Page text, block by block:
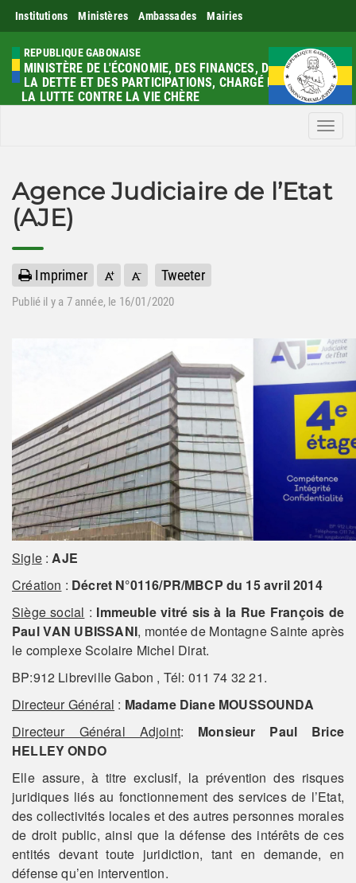
Institutions Ministères Ambassades Mairies
REPUBLIQUE GABONAISE
MINISTÈRE DE L'ÉCONOMIE, DES FINANCES, DE
LA DETTE ET DES PARTICIPATIONS, CHARGÉ DE
LA LUTTE CONTRE LA VIE CHÈRE
Menu
Agence Judiciaire de l’Etat
(AJE)
Imprimer Tweeter
Publié il y a 7 année, le 16/01/2020
Sigle:AJE
Création : Décret N°0116/PR/MBCP du 15 avril 2014
Siège social : Immeuble vitré sis à la Rue François de
Paul VAN UBISSANI, montée de Montagne Sainte après
le complexe Scolaire Michel Dirat.
BP:912 Libreville Gabon , Tél: 011 74 32 21.
Directeur Général : Madame Diane MOUSSOUNDA
Directeur Général Adjoint: Monsieur
Paul Brice
HELLEY ONDO
Elle assure, à titre exclusif, la prévention des risques
juridiques liés au fonctionnement des services de l’Etat,
des collectivités locales et des autres personnes morales
de droit public, ainsi que la défense des intérêts de ces
entités devant toute juridiction, tant en demande, en
défense qu’en intervention.